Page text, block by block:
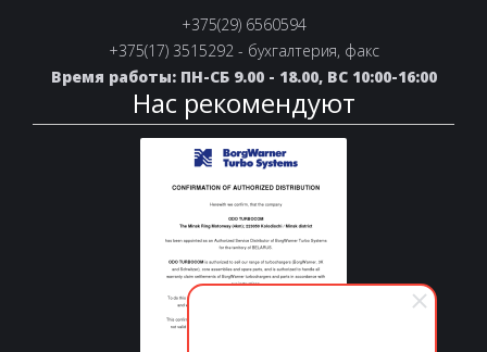
+375(29) 6560594
+375(17) 3515292 - бухгалтерия, факс
Время работы: ПН-СБ 9.00 - 18.00, ВС 10:00-16:00
Нас рекомендуют